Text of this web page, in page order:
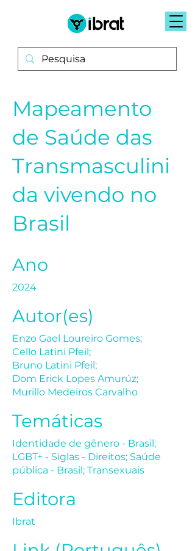
Mapeamento
de Saúde das
Transmasculini
da vivendo no
Brasil
Ano
2024
Autor(es)
Enzo Gael Loureiro Gomes;
Cello Latini Pfeil;
Bruno Latini Pfeil;
Dom Erick Lopes Amurúz;
Murillo Medeiros Carvalho
Temáticas
Identidade de gênero - Brasil;
LGBT+ - Siglas - Direitos; Saúde
pública - Brasil; Transexuais
Editora
Ibrat